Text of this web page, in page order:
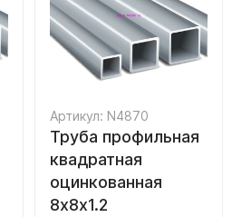
Артикул: N4870
Труба профильная
квадратная
оцинкованная
8х8х1.2